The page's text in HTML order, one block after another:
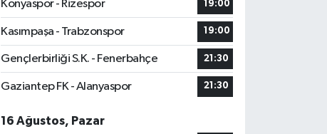
Konyaspor - Rizespor
19:00
Kasımpaşa - Trabzonspor 19:00
Gençlerbirliği S.K. - Fenerbahçe 21:30
Gaziantep FK - Alanyaspor 21:30
16 Ağustos, Pazar